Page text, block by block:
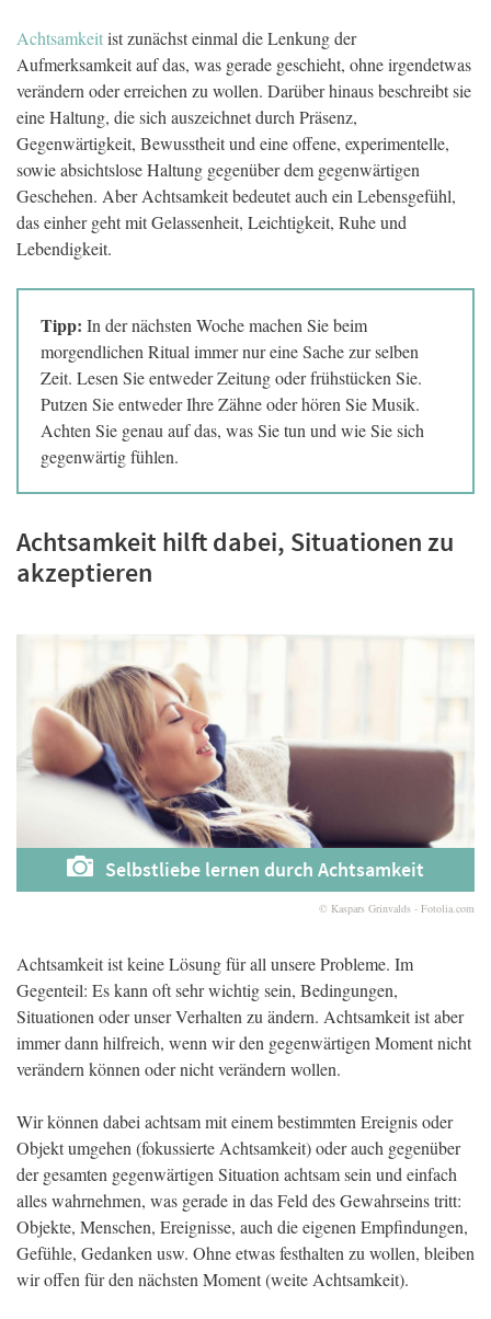
Achtsamkeitist zunächst einmal die Lenkung der
Aufmerksamkeit auf das, was gerade geschieht, ohne irgendetwas
verändern oder erreichen zu wollen. Darüber hinaus beschreibt sie
eine Haltung, die sich auszeichnet durch Präsenz,
Gegenwärtigkeit, Bewusstheit und eine offene, experimentelle,
sowie absichtslose Haltung gegenüber dem gegenwärtigen
Geschehen. Aber Achtsamkeit bedeutet auch ein Lebensgefühl,
das einher geht mit Gelassenheit, Leichtigkeit, Ruhe und
Lebendigkeit.
Tipp: In der nächsten Woche machen Sie beim
morgendlichen Ritual immer nur eine Sache zur selben
Zeit. Lesen Sie entweder Zeitung oder frühstücken Sie.
Putzen Sie entweder Ihre Zähne oder hören Sie Musik.
Achten Sie genau auf das, was Sie tun und wie Sie sich
gegenwärtig fühlen.
Achtsamkeit hilft dabei, Situationen zu
akzeptieren
© Kaspars Grinvalds - Fotolia.com
Selbstliebe lernen durch Achtsamkeit
Achtsamkeit ist keine Lösung für all unsere Probleme. Im
Gegenteil: Es kann oft sehr wichtig sein, Bedingungen,
Situationen oder unser Verhalten zu ändern. Achtsamkeit ist aber
immer dann hilfreich, wenn wir den gegenwärtigen Moment nicht
verändern können oder nicht verändern wollen.
Wir können dabei achtsam mit einem bestimmten Ereignis oder
Objekt umgehen (fokussierte Achtsamkeit) oder auch gegenüber
der gesamten gegenwärtigen Situation achtsam sein und einfach
alles wahrnehmen, was gerade in das Feld des Gewahrseins tritt:
Objekte, Menschen, Ereignisse, auch die eigenen Empfindungen,
Gefühle, Gedanken usw. Ohne etwas festhalten zu wollen, bleiben
wir offen für den nächsten Moment (weite Achtsamkeit).